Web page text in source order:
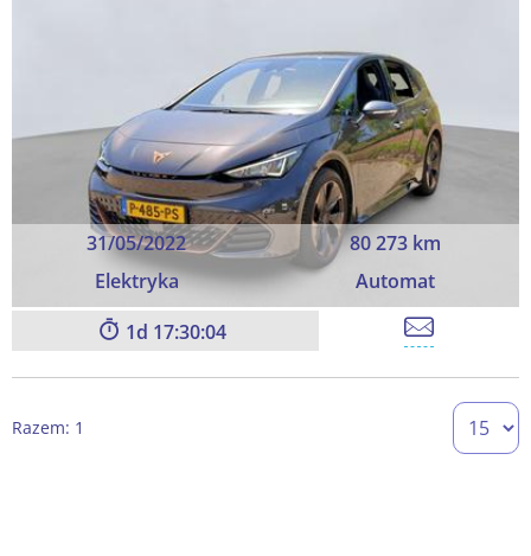
31/05/2022
80 273 km
Elektryka
Automat
1
17:30:03
Razem: 1